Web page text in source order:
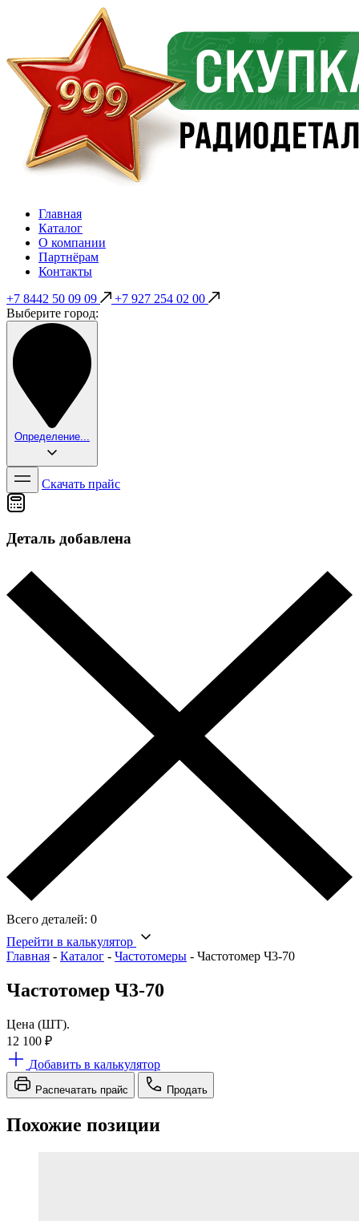
Главная
Каталог
О компании
Партнёрам
Контакты
+7 8442 50 09 09
+7 927 254 02 00
Выберите город:
Определение...
Скачать прайс
Деталь добавлена
Всего деталей: 0
Перейти в калькулятор
Главная - Каталог - Частотомеры - Частотомер Ч3-70
Частотомер Ч3-70
Цена (ШТ).
12 100 ₽
Добавить в калькулятор
Распечатать прайс Продать
Похожие позиции